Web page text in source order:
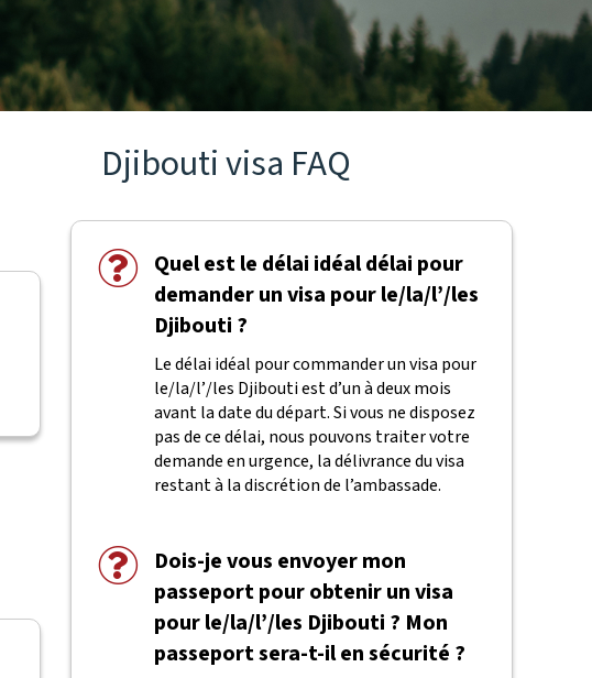
Djibouti visa FAQ
Quel est le délai idéal délai pour
demander un visa pour le/la/l’/les
Djibouti ?
Le délai idéal pour commander un visa pour
le/la/l’/les Djibouti est d’un à deux mois
avant la date du départ. Si vous ne disposez
pas de ce délai, nous pouvons traiter votre
demande en urgence, la délivrance du visa
restant à la discrétion de l’ambassade.
Dois-je vous envoyer mon
passeport pour obtenir un visa
pour le/la/l’/les Djibouti ? Mon
passeport sera-t-il en sécurité ?